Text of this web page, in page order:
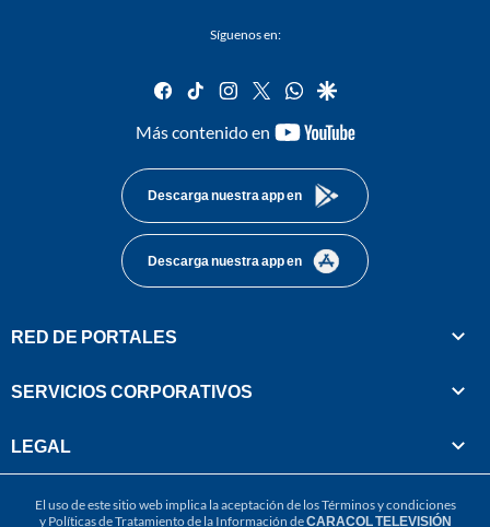
Síguenos en:
facebook
tiktok instagram
twitterwhatsapp
google
Más contenido en
youtube-
Descarga nuestra app en
Descarga nuestra app en
RED DE PORTALES
SERVICIOS CORPORATIVOS
LEGAL
El uso de este sitio web implica la aceptación de losTérminos y condiciones
y Políticas de Tratamiento de la Información deCARACOL TELEVISIÓN